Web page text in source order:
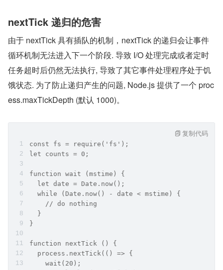
nextTick 递归的危害
由于 nextTick 具有插队的机制，nextTick 的递归会让事件
循环机制无法进入下一个阶段. 导致 I/O 处理完成或者定时
任务超时后仍然无法执行, 导致了其它事件处理程序处于饥
饿状态. 为了防止递归产生的问题, Node.js 提供了一个 proc
ess.maxTickDepth (默认 1000)。
const fs = require('fs');
let counts = 0;
function wait (mstime) {
  let date = Date.now();
  while (Date.now() - date < mstime) {
    // do nothing
  }
}
function nextTick () {
  process.nextTick(() => {
    wait(20);
复制代码